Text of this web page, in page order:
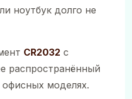
ноутбук долго не
CR2032 с
распространённый
моделях.